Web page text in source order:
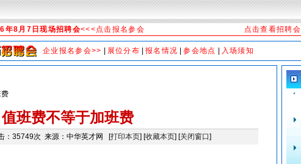
年8月7日现场招聘会<<<点击报名参会 点击查看招聘
企业报名参会>> 展位分布 |报名情况 |参会地点 入场须知
值班费不等于加班费
：35749次 来源：中华英才网 [打印本页] [收藏本页] [关闭窗口]